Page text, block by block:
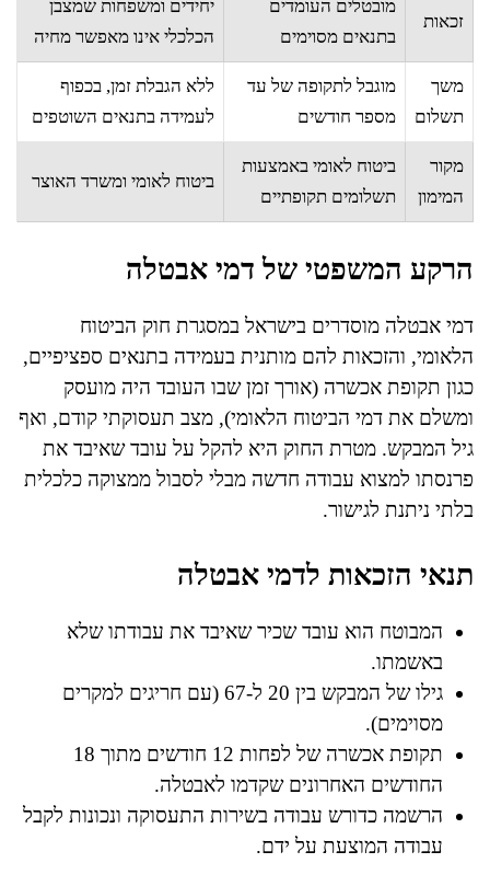
זכאות
מובטלים העומדים
בתנאים מסוימים
יחידים ומשפחות שמצבן
הכלכלי אינו מאפשר מחיה
משך
תשלום
מוגבל לתקופה של עד
מספר חודשים
ללא הגבלת זמן, בכפוף
לעמידה בתנאים השוטפים
מקור
המימון
ביטוח לאומי באמצעות
תשלומים תקופתיים
ביטוח לאומי ומשרד האוצר
הרקע המשפטי של דמי אבטלה
דמי אבטלה מוסדרים בישראל במסגרת חוק הביטוח
הלאומי, והזכאות להם מותנית בעמידה בתנאים ספציפיים,
כגון תקופת אכשרה (אורך זמן שבו העובד היה מועסק
ומשלם את דמי הביטוח הלאומי), מצב תעסוקתי קודם, ואף
גיל המבקש. מטרת החוק היא להקל על עובד שאיבד את
פרנסתו למצוא עבודה חדשה מבלי לסבול ממצוקה כלכלית
בלתי ניתנת לגישור.
תנאי הזכאות לדמי אבטלה
המבוטח הוא עובד שכיר שאיבד את עבודתו שלא
באשמתו.
גילו של המבקש בין 20 ל-67 (עם חריגים למקרים
מסוימים).
תקופת אכשרה של לפחות 12 חודשים מתוך 18
החודשים האחרונים שקדמו לאבטלה.
הרשמה כדורש עבודה בשירות התעסוקה ונכונות לקבל
עבודה המוצעת על ידם.